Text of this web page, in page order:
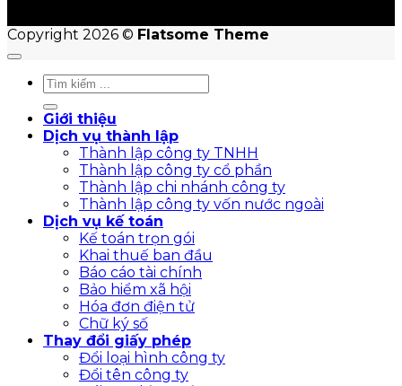
Copyright 2026 © Flatsome Theme
Giới thiệu
Dịch vụ thành lập
Thành lập công ty TNHH
Thành lập công ty cổ phần
Thành lập chi nhánh công ty
Thành lập công ty vốn nước ngoài
Dịch vụ kế toán
Kế toán trọn gói
Khai thuế ban đầu
Báo cáo tài chính
Bảo hiểm xã hội
Hóa đơn điện tử
Chữ ký số
Thay đổi giấy phép
Đổi loại hình công ty
Đổi tên công ty